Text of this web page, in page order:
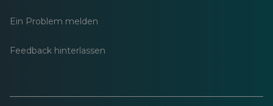
Ein Problem melden
Feedback hinterlassen